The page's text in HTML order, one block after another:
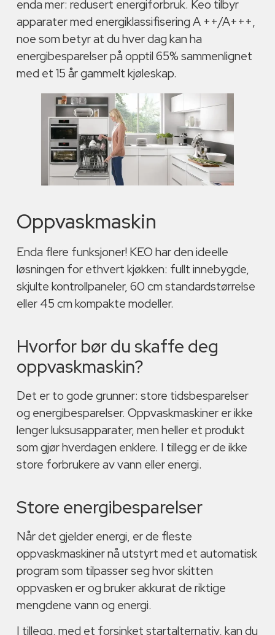
enda mer: redusert energiforbruk. Keo tilbyr
apparater med energiklassifisering A ++/A+++,
noe som betyr at du hver dag kan ha
energibesparelser på opptil 65% sammenlignet
med et 15 år gammelt kjøleskap.
Oppvaskmaskin
Enda flere funksjoner! KEO har den ideelle
løsningen for ethvert kjøkken: fullt innebygde,
skjulte kontrollpaneler, 60 cm standardstørrelse
eller 45 cm kompakte modeller.
Hvorfor bør du skaffe deg
oppvaskmaskin?
Det er to gode grunner: store tidsbesparelser
og energibesparelser. Oppvaskmaskiner er ikke
lenger luksusapparater, men heller et produkt
som gjør hverdagen enklere. I tillegg er de ikke
store forbrukere av vann eller energi.
Store energibesparelser
Når det gjelder energi, er de fleste
oppvaskmaskiner nå utstyrt med et automatisk
program som tilpasser seg hvor skitten
oppvasken er og bruker akkurat de riktige
mengdene vann og energi.
I tillegg, med et forsinket startalternativ, kan du